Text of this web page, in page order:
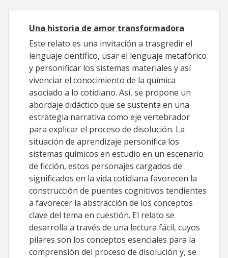
Una historia de amor transformadora
Este relato es una invitación a trasgredir el
lenguaje científico, usar el lenguaje metafórico
y personificar los sistemas materiales y así
vivenciar el conocimiento de la química
asociado a lo cotidiano. Así, se propone un
abordaje didáctico que se sustenta en una
estrategia narrativa como eje vertebrador
para explicar el proceso de disolución. La
situación de aprendizaje personifica los
sistemas químicos en estudio en un escenario
de ficción, estos personajes cargados de
significados en la vida cotidiana favorecen la
construcción de puentes cognitivos tendientes
a favorecer la abstracción de los conceptos
clave del tema en cuestión. El relato se
desarrolla a través de una lectura fácil, cuyos
pilares son los conceptos esenciales para la
comprensión del proceso de disolución y, se